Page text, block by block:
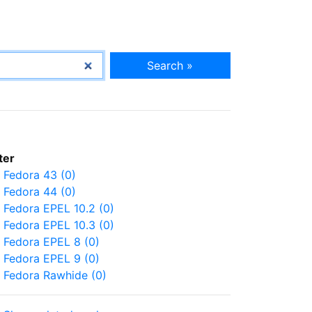
Search »
Fedora 43 (0)
Fedora 44 (0)
Fedora EPEL 10.2 (0)
Fedora EPEL 10.3 (0)
Fedora EPEL 8 (0)
Fedora EPEL 9 (0)
Fedora Rawhide (0)